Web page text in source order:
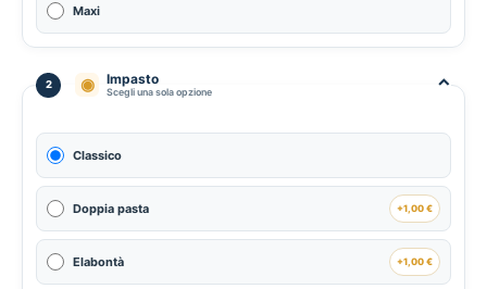
Maxi
2 ◉ Impasto
Scegli una sola opzione ⌃
Classico
Doppia pasta +1,00 €
Elabontà +1,00 €